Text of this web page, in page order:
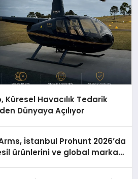
Küresel Havacılık Tedarik
Dünyaya Açılıyor
İstanbul Prohunt 2026’da
ürünlerini ve global marka